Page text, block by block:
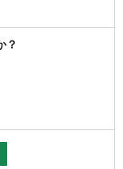
？